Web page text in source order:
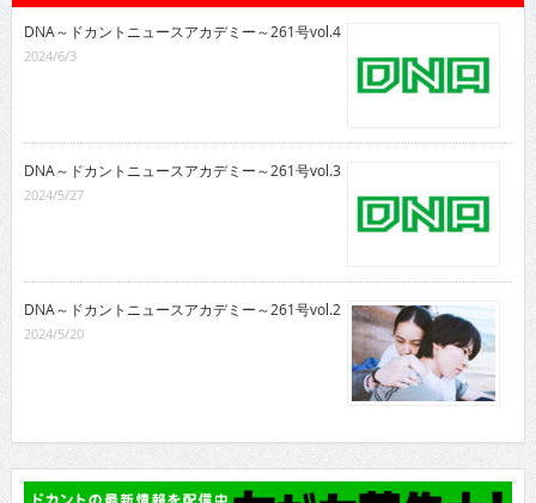
DNA～ドカントニュースアカデミー～261号vol.4
2024/6/3
DNA～ドカントニュースアカデミー～261号vol.3
2024/5/27
DNA～ドカントニュースアカデミー～261号vol.2
2024/5/20